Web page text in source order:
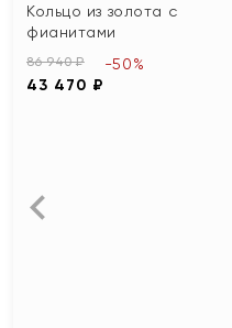
Кольцо из золота с
фианитами
86 940 ₽
43 470 ₽
-50%